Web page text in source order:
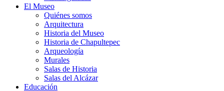
El Museo
Quiénes somos
Arquitectura
Historia del Museo
Historia de Chapultepec
Arqueología
Murales
Salas de Historia
Salas del Alcázar
Educación